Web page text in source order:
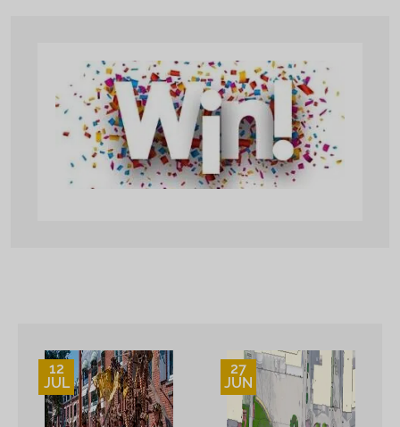
12
JUL
27
JUN